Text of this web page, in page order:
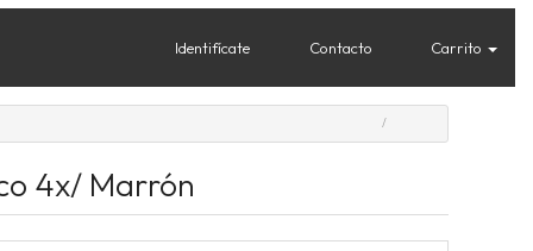
Identifícate Contacto Carrito
4x/ Marrón